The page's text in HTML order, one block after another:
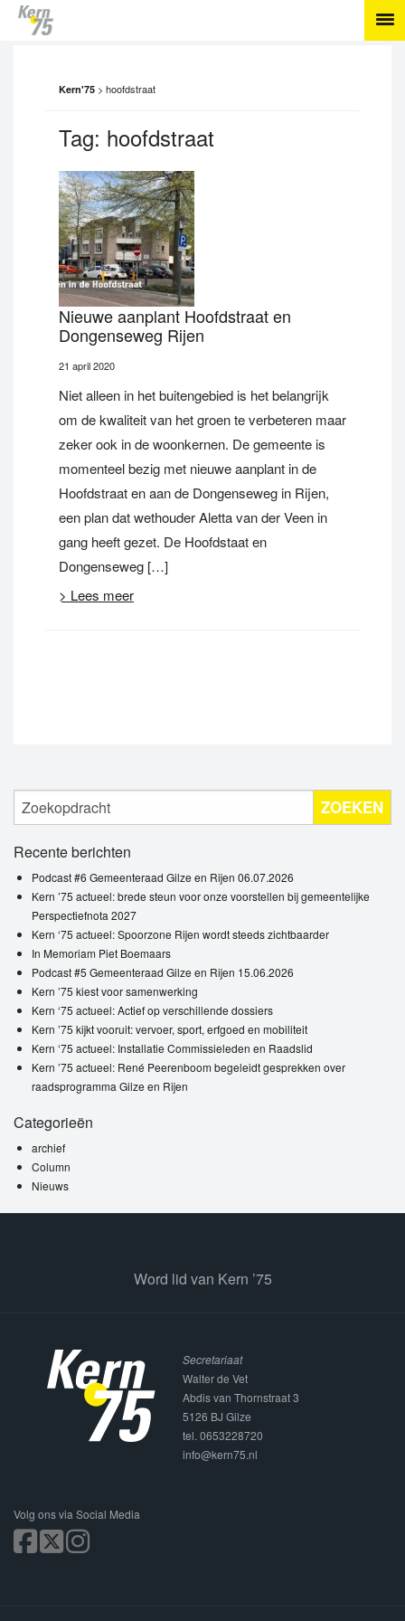
Kern'75 > hoofdstraat
Tag: hoofdstraat
Nieuwe aanplant Hoofdstraat en
Dongenseweg Rijen
21 april 2020
Niet alleen in het buitengebied is het belangrijk
om de kwaliteit van het groen te verbeteren maar
zeker ook in de woonkernen. De gemeente is
momenteel bezig met nieuwe aanplant in de
Hoofdstraat en aan de Dongenseweg in Rijen,
een plan dat wethouder Aletta van der Veen in
gang heeft gezet. De Hoofdstaat en
Dongenseweg […]
> Lees meer
ZOEKEN
Recente berichten
Podcast #6 Gemeenteraad Gilze en Rijen 06.07.2026
Kern ’75 actueel: brede steun voor onze voorstellen bij gemeentelijke
Perspectiefnota 2027
Kern ‘75 actueel: Spoorzone Rijen wordt steeds zichtbaarder
In Memoriam Piet Boemaars
Podcast #5 Gemeenteraad Gilze en Rijen 15.06.2026
Kern ’75 kiest voor samenwerking
Kern ‘75 actueel: Actief op verschillende dossiers
Kern ’75 kijkt vooruit: vervoer, sport, erfgoed en mobiliteit
Kern ‘75 actueel: Installatie Commissieleden en Raadslid
Kern ’75 actueel: René Peerenboom begeleidt gesprekken over
raadsprogramma Gilze en Rijen
Categorieën
archief
Column
Nieuws
Word lid van Kern ’75
Secretariaat
Walter de Vet
Abdis van Thornstraat 3
5126 BJ Gilze
tel. 0653228720
info@kern75.nl
Volg ons via Social Media